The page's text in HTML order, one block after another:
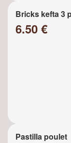
Bricks kefta 3
6.50 €
Pastilla poulet